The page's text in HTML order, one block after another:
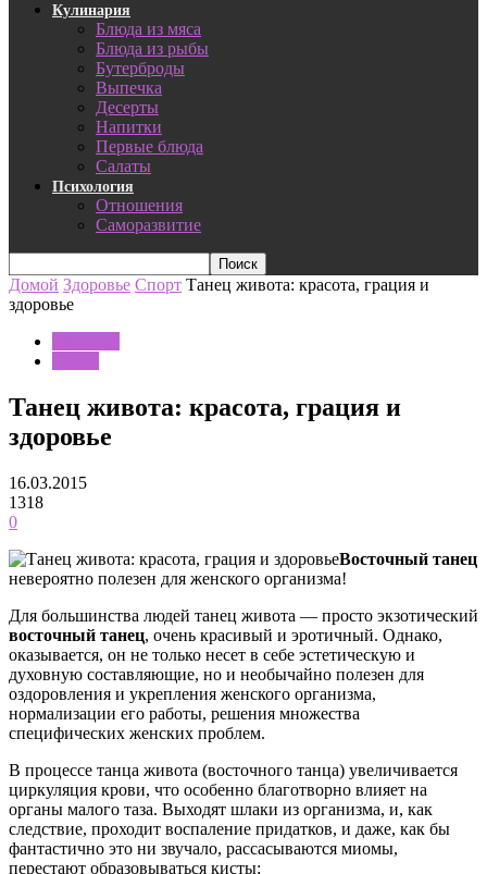
Кулинария
Блюда из мяса
Блюда из рыбы
Бутерброды
Выпечка
Десерты
Напитки
Первые блюда
Салаты
Психология
Отношения
Саморазвитие
Домой Здоровье Спорт Танец живота: красота, грация и
здоровье
Танец живота: красота, грация и
здоровье
16.03.2015
1318
0
Восточный танец
невероятно полезен для женского организма!
Для большинства людей танец живота — просто экзотический
восточный танец, очень красивый и эротичный. Однако,
оказывается, он не только несет в себе эстетическую и
духовную составляющие, но и необычайно полезен для
оздоровления и укрепления женского организма,
нормализации его работы, решения множества
специфических женских проблем.
В процессе танца живота (восточного танца) увеличивается
циркуляция крови, что особенно благотворно влияет на
органы малого таза. Выходят шлаки из организма, и, как
следствие, проходит воспаление придатков, и даже, как бы
фантастично это ни звучало, рассасываются миомы,
перестают образовываться кисты;